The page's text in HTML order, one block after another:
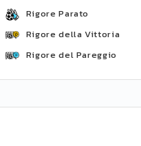
Rigore Parato
Rigore della Vittoria
Rigore del Pareggio